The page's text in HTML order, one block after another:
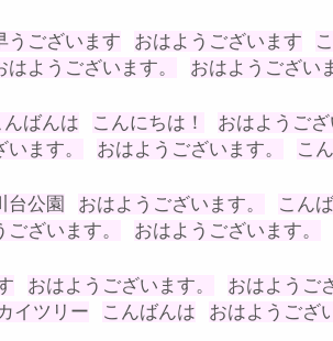
うございます おはようございます
はようございます。 おはようござい
んばんは こんにちは！ おはようござ
ます。 おはようございます。 こ
台公園 おはようございます。 こん
ございます。 おはようございます。
おはようございます。 おはようご
イツリー こんばんは おはようござ